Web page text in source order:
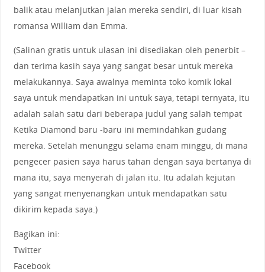
balik atau melanjutkan jalan mereka sendiri, di luar kisah
romansa William dan Emma.
(Salinan gratis untuk ulasan ini disediakan oleh penerbit –
dan terima kasih saya yang sangat besar untuk mereka
melakukannya. Saya awalnya meminta toko komik lokal
saya untuk mendapatkan ini untuk saya, tetapi ternyata, itu
adalah salah satu dari beberapa judul yang salah tempat
Ketika Diamond baru -baru ini memindahkan gudang
mereka. Setelah menunggu selama enam minggu, di mana
pengecer pasien saya harus tahan dengan saya bertanya di
mana itu, saya menyerah di jalan itu. Itu adalah kejutan
yang sangat menyenangkan untuk mendapatkan satu
dikirim kepada saya.)
Bagikan ini:
Twitter
Facebook